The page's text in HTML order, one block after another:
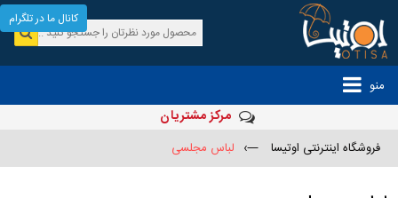
منو
مرکز مشتریان
فروشگاه اینترنتی اوتیسا —› لباس مجلسی
کانال ما در تلگرام